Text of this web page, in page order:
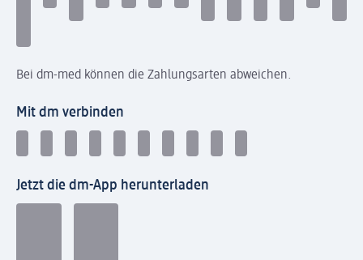
Bei dm-med können die Zahlungsarten abweichen.
Mit dm verbinden
Jetzt die dm-App herunterladen